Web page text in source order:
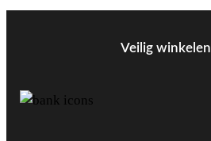
Veilig winkelen